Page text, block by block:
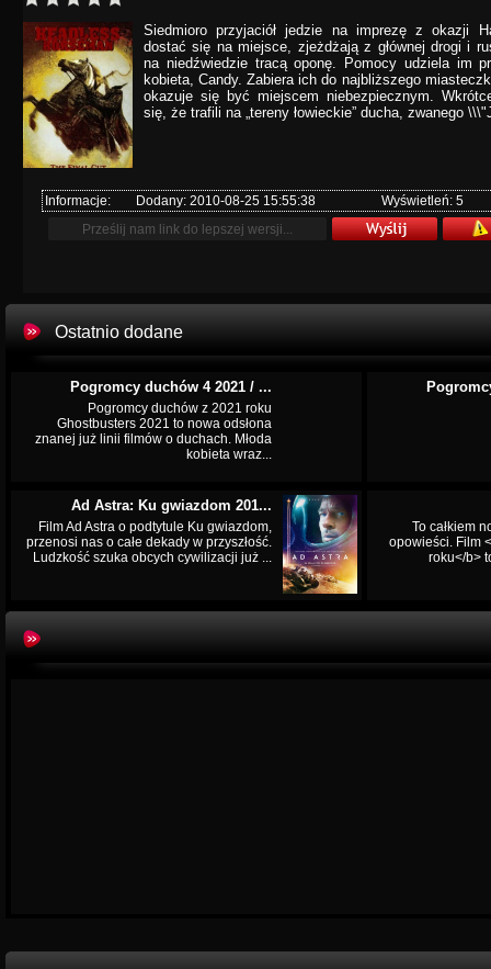
Siedmioro przyjaciół jedzie na imprezę z okazji
dostać się na miejsce, zjeżdżają z głównej drogi i
na niedźwiedzie tracą oponę. Pomocy udziela im
kobieta, Candy. Zabiera ich do najbliższego
okazuje się być miejscem niebezpiecznym.
się, że trafili na „tereny łowieckie” ducha, zwanego
Informacje: Dodany: 2010-08-25 15:55:38 Wyświetleń: 5
Ostatnio dodane
Pogromcy duchów 4 2021 / ...
Pogromcy duchów z 2021 roku
Ghostbusters 2021 to nowa odsłona
znanej już linii filmów o duchach. Młoda
kobieta wraz...
Ad Astra: Ku gwiazdom 201...
Film Ad Astra o podtytule Ku gwiazdom,
przenosi nas o całe dekady w przyszłość.
Ludzkość szuka obcych cywilizacji już ...
To całkiem
opowieści. Film
roku</b>